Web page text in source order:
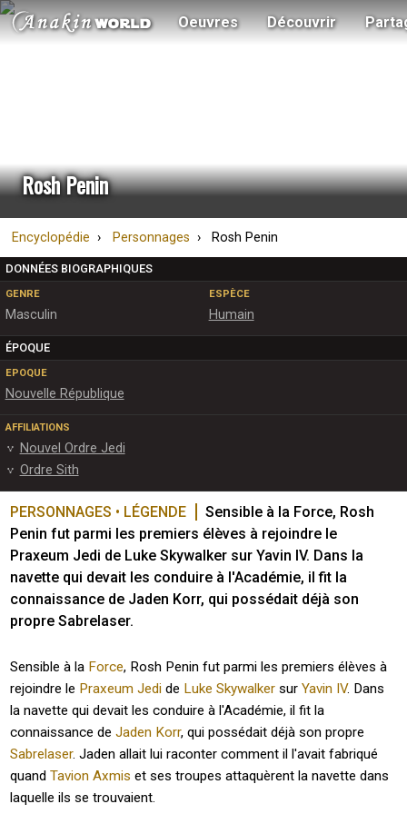
Oeuvres Découvrir
Rosh Penin
Encyclopédie Personnages Rosh Penin
DONNÉES BIOGRAPHIQUES
GENRE
Masculin
ESPÈCE
Humain
ÉPOQUE
EPOQUE
Nouvelle République
AFFILIATIONS
Nouvel Ordre Jedi
Ordre Sith
PERSONNAGES • LÉGENDE
Sensible à la Force, Rosh
Penin fut parmi les premiers élèves à rejoindre le
Praxeum Jedi de Luke Skywalker sur Yavin IV. Dans la
navette qui devait les conduire à l'Académie, il fit la
connaissance de Jaden Korr, qui possédait déjà son
propre Sabrelaser.
Sensible à la Force, Rosh Penin fut parmi les premiers élèves à
rejoindre le Praxeum Jedi de Luke Skywalker surYavin IV. Dans
la navette qui devait les conduire à l'Académie, il fit la
connaissance deJaden Korr, qui possédait déjà son propre
Sabrelaser. Jaden allait lui raconter comment il l'avait fabriqué
quandTavion Axmis et ses troupes attaquèrent la navette dans
laquelle ils se trouvaient.